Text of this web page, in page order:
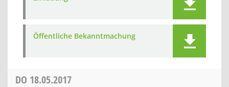
Öffentliche Bekanntmachung
DO 18.05.2017